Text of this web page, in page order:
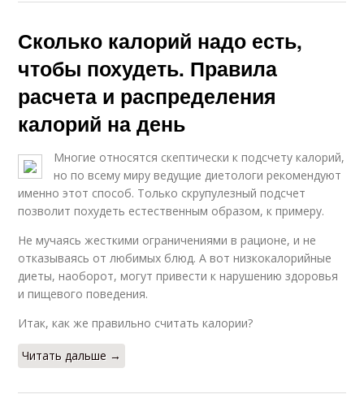
Сколько калорий надо есть,
чтобы похудеть. Правила
расчета и распределения
калорий на день
Многие относятся скептически к подсчету калорий,
но по всему миру ведущие диетологи рекомендуют
именно этот способ. Только скрупулезный подсчет
позволит похудеть естественным образом, к примеру.
Не мучаясь жесткими ограничениями в рационе, и не
отказываясь от любимых блюд. А вот низкокалорийные
диеты, наоборот, могут привести к нарушению здоровья
и пищевого поведения.
Итак, как же правильно считать калории?
Читать дальше →